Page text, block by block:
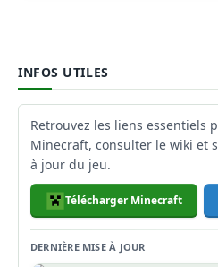
INFOS UTILES
Retrouvez les liens essentiels
Minecraft, consulter le wiki et
à jour du jeu.
Télécharger Minecraft
DERNIÈRE MISE À JOUR